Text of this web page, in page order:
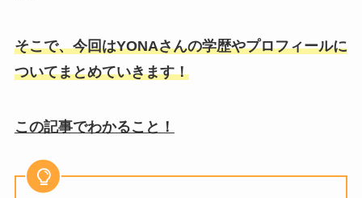
そこで、今回はYONAさんの学歴やプロフィールに
ついてまとめていきます！
この記事でわかること！